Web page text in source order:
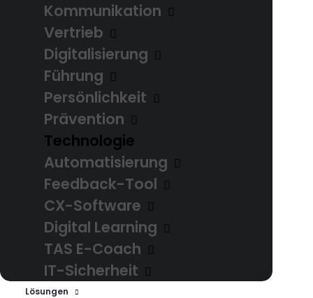
Kommunikation
Vertrieb
Digitalisierung
Führung
Persönlichkeit
Prävention
Technologie
Automatisierung
Feedback-Tool
CX-Software
Digital Learning
TAS E-Coach
IT-Sicherheit
Lösungen
CX-Software
CX-Software Software, die
jeden Tag Spaß macht
Professionelle…